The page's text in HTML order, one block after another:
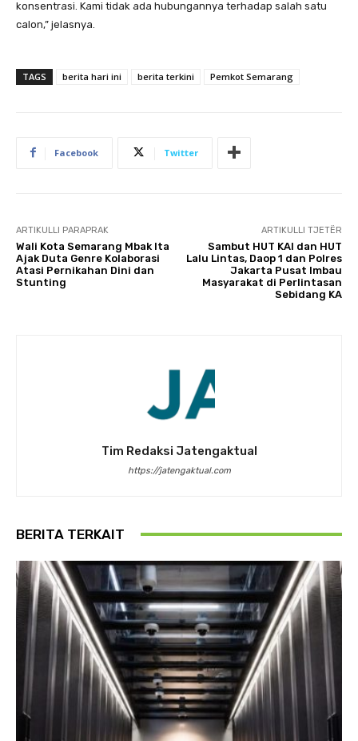
konsentrasi. Kami tidak ada hubungannya terhadap salah satu
calon,” jelasnya.
TAGS berita hari ini berita terkini Pemkot Semarang
Facebook Twitter
ARTIKULLI PARAPRAK
Wali Kota Semarang Mbak Ita
Ajak Duta Genre Kolaborasi
Atasi Pernikahan Dini dan
Stunting
ARTIKULLI TJETËR
Sambut HUT KAI dan HUT
Lalu Lintas, Daop 1 dan Polres
Jakarta Pusat Imbau
Masyarakat di Perlintasan
Sebidang KA
Tim Redaksi Jatengaktual
https://jatengaktual.com
BERITA TERKAIT